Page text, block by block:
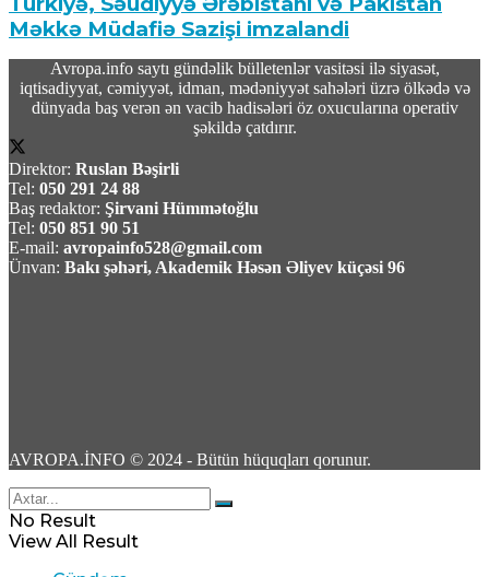
Məkkə Müdafiə Sazişi imzalandi
07 Avqust 2026 / 16:20
19
Rusiyada Azərbaycan əsilli idmançıya hökm
oxundu
Türkiyə, Səudiyyə Ərəbistanı və Pakistan
üçtərəfli müdafiə sazişi imzalayacaq
07 Avqust 2026 / 11:06
3
Avropa.info saytı gündəlik bülletenlər vasitəsi ilə siyasət,
iqtisadiyyat, cəmiyyət, idman, mədəniyyət sahələri üzrə ölkədə və
dünyada baş verən ən vacib hadisələri öz oxucularına operativ
şəkildə çatdırır.
Direktor: Ruslan Bəşirli
Tel: 050 291 24 88
Baş redaktor: Şirvani Hümmətoğlu
Tel: 050 851 90 51
E-mail: avropainfo528@gmail.com
Ünvan: Bakı şəhəri, Akademik Həsən Əliyev küçəsi 96
AVROPA.İNFO © 2024 - Bütün hüquqları qorunur.
No Result
View All Result